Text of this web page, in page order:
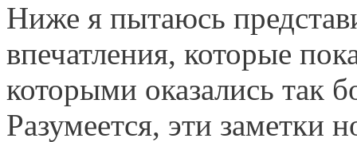
Ниже я пытаюсь
впечатления, которые
которыми оказались так
Разумеется, эти заметки